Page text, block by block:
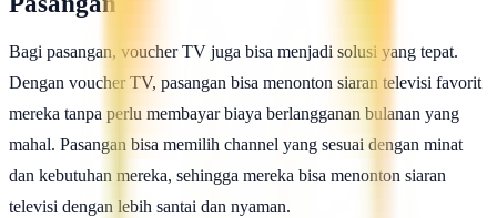
Bagi pasangan, voucher TV juga bisa menjadi solusi yang tepat.
Dengan voucher TV, pasangan bisa menonton siaran televisi favorit
mereka tanpa perlu membayar biaya berlangganan bulanan yang
mahal. Pasangan bisa memilih channel yang sesuai dengan minat
dan kebutuhan mereka, sehingga mereka bisa menonton siaran
televisi dengan lebih santai dan nyaman.